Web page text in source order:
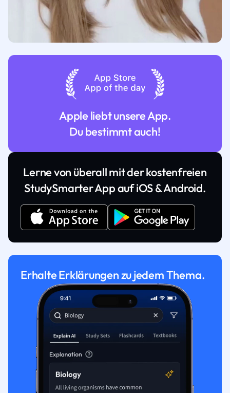
Apple liebt unsere App.
Du bestimmt auch!
Lerne von überall mit der kostenfreien
StudySmarter App auf iOS & Android.
Erhalte Erklärungen zu jedem Thema.